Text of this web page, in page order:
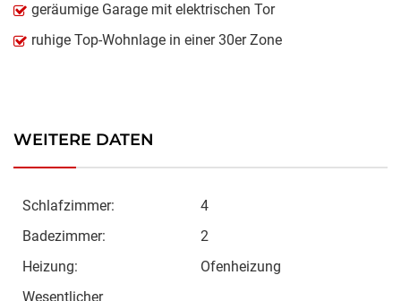
geräumige Garage mit elektrischen Tor
ruhige Top-Wohnlage in einer 30er Zone
WEITERE DATEN
Schlafzimmer:
4
Badezimmer:
2
Heizung:
Ofenheizung
Wesentlicher